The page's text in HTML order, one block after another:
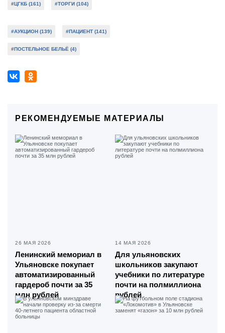
#ЦГКБ (161) #ТОРГИ (104)
#АУКЦИОН (139) #ПАЦИЕНТ (141)
#ПОСТЕЛЬНОЕ БЕЛЬЁ (4)
РЕКОМЕНДУЕМЫЕ МАТЕРИАЛЫ
26 МАЯ 2026
Ленинский мемориал в
Ульяновске покупает
автоматизированный
гардероб почти за 35
млн рублей
14 МАЯ 2026
Для ульяновских
школьников закупают
учебники по литературе
почти на полмиллиона
рублей